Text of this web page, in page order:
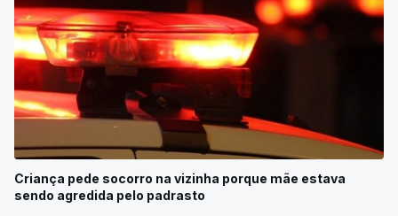
Criança pede socorro na vizinha porque mãe estava
sendo agredida pelo padrasto